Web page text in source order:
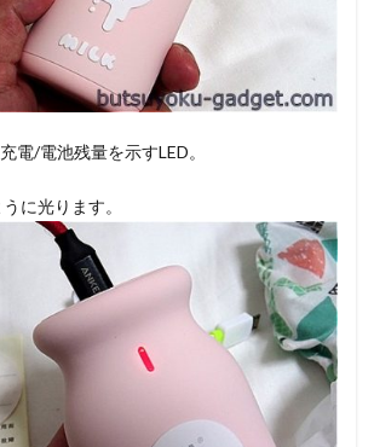
電/電池残量を示すLED。
に光ります。